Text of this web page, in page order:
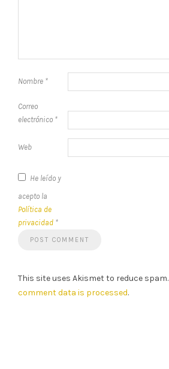
Nombre *
Correo
electrónico *
Web
He leído y
acepto la
Política de
privacidad *
This site uses Akismet to reduce spam.
comment data is processed.